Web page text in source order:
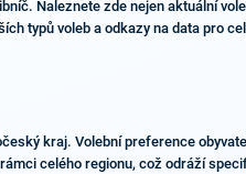
Naleznete zde nejen aktuální
typů voleb a odkazy na data pro
kraj. Volební preference
celého regionu, což odráží